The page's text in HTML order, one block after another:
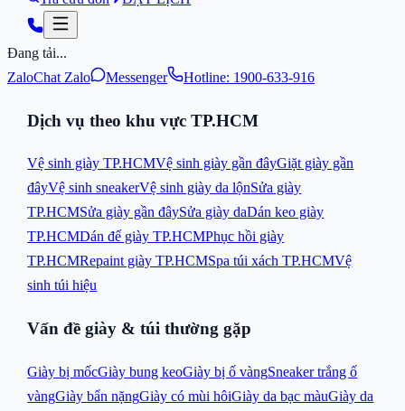
Đang tải...
ZaloChat Zalo Messenger Hotline: 1900-633-916
Dịch vụ theo khu vực TP.HCM
Vệ sinh giày TP.HCMVệ sinh giày gần đâyGiặt giày gần
đâyVệ sinh sneakerVệ sinh giày da lộnSửa giày
TP.HCMSửa giày gần đâySửa giày daDán keo giày
TP.HCMDán đế giày TP.HCMPhục hồi giày
TP.HCMRepaint giày TP.HCMSpa túi xách TP.HCMVệ
sinh túi hiệu
Vấn đề giày & túi thường gặp
Giày bị mốcGiày bung keoGiày bị ố vàngSneaker trắng ố
vàngGiày bẩn nặngGiày có mùi hôiGiày da bạc màuGiày da